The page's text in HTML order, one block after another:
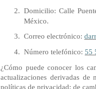
Domicilio: Calle
México.
Correo electrónico:
Número telefónico: 55
¿Cómo puede conocer los
actualizaciones derivadas de
políticas de privacidad; de